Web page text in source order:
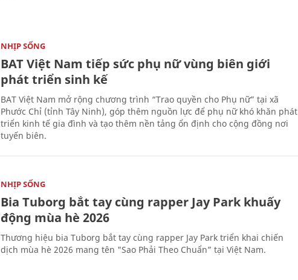
NHỊP SỐNG
BAT Việt Nam tiếp sức phụ nữ vùng biên giới
phát triển sinh kế
BAT Việt Nam mở rộng chương trình “Trao quyền cho Phụ nữ” tại xã
Phước Chỉ (tỉnh Tây Ninh), góp thêm nguồn lực để phụ nữ khó khăn phát
triển kinh tế gia đình và tạo thêm nền tảng ổn định cho cộng đồng nơi
tuyến biên.
NHỊP SỐNG
Bia Tuborg bắt tay cùng rapper Jay Park khuấy
động mùa hè 2026
Thương hiệu bia Tuborg bắt tay cùng rapper Jay Park triển khai chiến
dịch mùa hè 2026 mang tên "Sao Phải Theo Chuẩn” tại Việt Nam.